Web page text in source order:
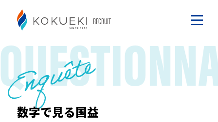
RECRUIT
数字で見る国益